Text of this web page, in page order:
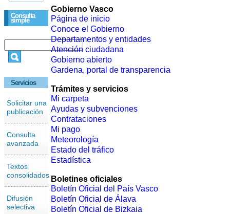
Consulta
simple
Servicios
Solicitar una
publicación
Consulta
avanzada
Textos
consolidados
Difusión
selectiva
Gobierno Vasco
Página de inicio
Conoce el Gobierno
Departamentos y entidades
Atención ciudadana
Gobierno abierto
Gardena, portal de transparencia
Trámites y servicios
Mi carpeta
Ayudas y subvenciones
Contrataciones
Mi pago
Meteorología
Estado del tráfico
Estadística
Boletines oficiales
Boletín Oficial del País Vasco
Boletín Oficial de Álava
Boletín Oficial de Bizkaia